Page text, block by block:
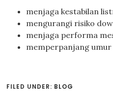
menjaga kestabilan
mengurangi risiko
menjaga performa
memperpanjang
FILED UNDER: BLOG